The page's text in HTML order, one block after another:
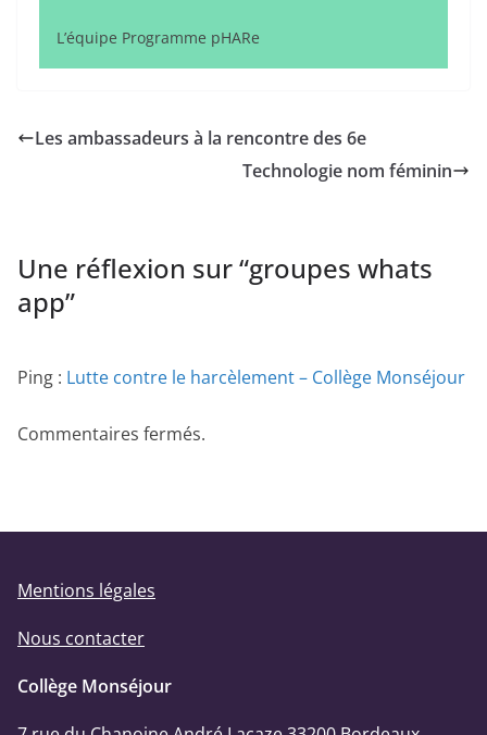
L’équipe Programme pHARe
Les ambassadeurs à la rencontre des 6e
Technologie nom féminin
Une réflexion sur “groupes whats
app”
Ping : Lutte contre le harcèlement – Collège Monséjour
Commentaires fermés.
Mentions légales
Nous contacter
Collège Monséjour